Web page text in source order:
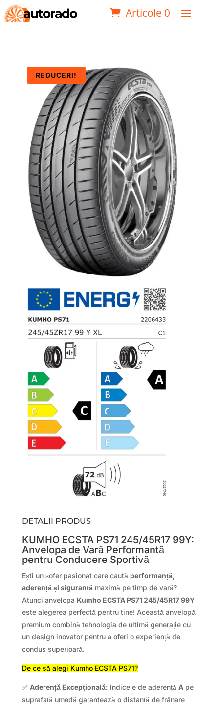
Articole 0
REDUCERI!
DETALII PRODUS
KUMHO ECSTA PS71 245/45R17 99Y:
Anvelopa de Vară Performantă
pentru Conducere Sportivă
Ești un șofer pasionat care caută performanță,
aderență și siguranțămaximă pe timp de vară?
Atunci anvelopa Kumho ECSTA PS71 245/45R17 99Y
este alegerea perfectă pentru tine! Această anvelopă
premium combină tehnologia de ultimă generație cu
un design inovator pentru a oferi o experiență de
condus superioară.
De ce să alegi Kumho ECSTA PS71?
✅ Aderență Excepțională: Indicele de aderență Ape
suprafață umedă garantează o distanță de frânare